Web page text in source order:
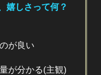
嬉しさって何？
が良い
が分かる(主観)